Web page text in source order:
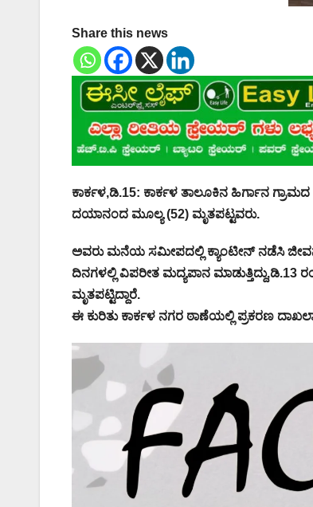
Share this news
ಕಾರ್ಕಳ,ಡಿ.15: ಕಾರ್ಕಳ ತಾಲೂಕಿನ ಹಿರ್ಗಾನ ಗ್ರಾಮದ
ದಯಾನಂದ ಮೂಲ್ಯ (52) ಮೃತಪಟ್ಟವರು.
ಅವರು ಮನೆಯ ಸಮೀಪದಲ್ಲಿ ಕ್ಯಾಂಟೀನ್‌ ನಡೆಸಿ
ದಿನಗಳಲ್ಲಿ ವಿಪರೀತ ಮದ್ಯಪಾನ ಮಾಡುತ್ತಿದ್ದು,ಡಿ.13
ಮೃತಪಟ್ಟಿದ್ದಾರೆ.
ಈ ಕುರಿತು ಕಾರ್ಕಳ ನಗರ ಠಾಣೆಯಲ್ಲಿ ಪ್ರಕರಣ